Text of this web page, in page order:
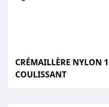
CRÉMAILLÈRE NYLON
COULISSANT